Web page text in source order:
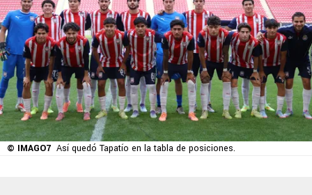
© IMAGO7 Así quedó Tapatío en la tabla de posiciones.